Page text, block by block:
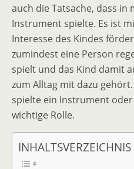
auch die Tatsache, dass in
Instrument spielte. Es ist
Interesse des Kindes
zumindest eine Person
spielt und das Kind damit
zum Alltag mit dazu
spielte ein Instrument
wichtige Rolle.
INHALTSVERZEICHNIS